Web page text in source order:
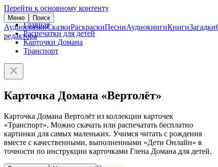
Перейти к основному контенту
Меню Поиск
АудиосказкиСказкиРаскраскиПесниАудиокнигиКнигиЗагадки
редактора
Главная
Распечатки для детей
Карточки Домана
Транспорт
Карточка Домана «Вертолёт»
Карточка Домана Вертолёт из коллекции карточек
«Транспорт». Можно скачать или распечатать бесплатно
картинки для самых маленьких. Учимся читать с рождения
вместе с качественными, выполненными «Дети Онлайн» в
точности по инструкции карточками Глена Домана для детей.